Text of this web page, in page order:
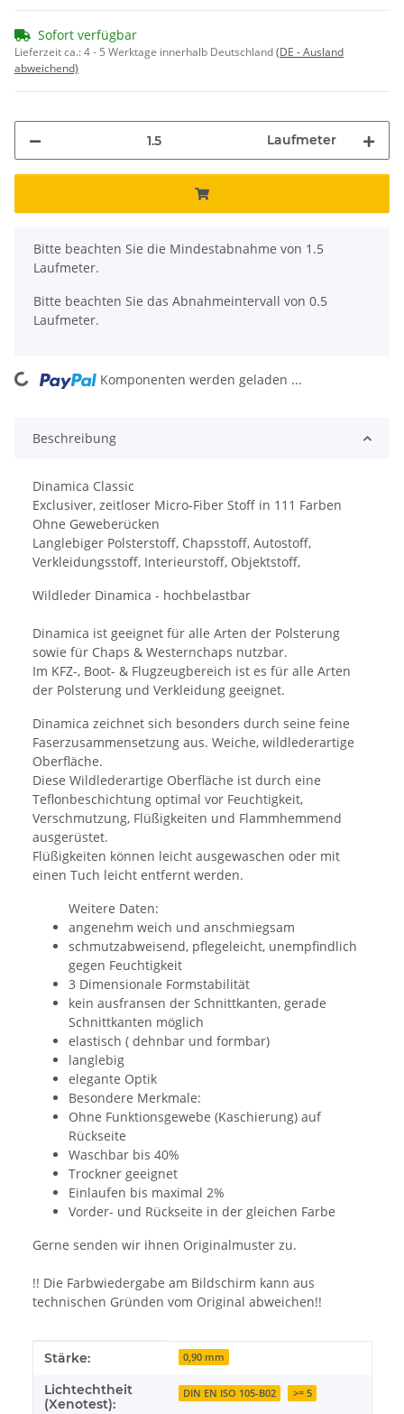
Sofort verfügbar
Lieferzeit ca.:4 - 5 Werktage innerhalb Deutschland(DE - Ausland
abweichend)
Laufmeter
x
Bitte beachten Sie die Mindestabnahme von 1.5
Laufmeter.
Bitte beachten Sie das Abnahmeintervall von 0.5
Laufmeter.
Loading... Komponenten werden geladen ...
Beschreibung
Dinamica Classic
Exclusiver, zeitloser Micro-Fiber Stoff in 111 Farben
Ohne Geweberücken
Langlebiger Polsterstoff, Chapsstoff, Autostoff,
Verkleidungsstoff, Interieurstoff, Objektstoff,
Wildleder Dinamica - hochbelastbar
Dinamica ist geeignet für alle Arten der Polsterung
sowie für Chaps & Westernchaps nutzbar.
Im KFZ-, Boot- & Flugzeugbereich ist es für alle Arten
der Polsterung und Verkleidung geeignet.
Dinamica zeichnet sich besonders durch seine feine
Faserzusammensetzung aus. Weiche, wildlederartige
Oberfläche.
Diese Wildlederartige Oberfläche ist durch eine
Teflonbeschichtung optimal vor Feuchtigkeit,
Verschmutzung, Flüßigkeiten und Flammhemmend
ausgerüstet.
Flüßigkeiten können leicht ausgewaschen oder mit
einen Tuch leicht entfernt werden.
Weitere Daten:
angenehm weich und anschmiegsam
schmutzabweisend, pflegeleicht, unempfindlich
gegen Feuchtigkeit
3 Dimensionale Formstabilität
kein ausfransen der Schnittkanten, gerade
Schnittkanten möglich
elastisch ( dehnbar und formbar)
langlebig
elegante Optik
Besondere Merkmale:
Ohne Funktionsgewebe (Kaschierung) auf
Rückseite
Waschbar bis 40%
Trockner geeignet
Einlaufen bis maximal 2%
Vorder- und Rückseite in der gleichen Farbe
Gerne senden wir ihnen Originalmuster zu.
!! Die Farbwiedergabe am Bildschirm kann aus
technischen Gründen vom Original abweichen!!
Produkteigenschaft
Wert
Stärke: 0,90 mm
Lichtechtheit
(Xenotest):
DIN EN ISO 105-B02 >= 5